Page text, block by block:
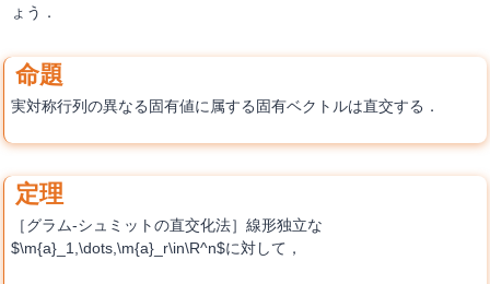
ょう．
実対称行列の異なる固有値に属する固有ベクトルは直交する．
［グラム-シュミットの直交化法］線形独立な
$\m{a}_1,\dots,\m{a}_r\in\R^n$に対して，